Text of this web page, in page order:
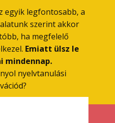
egyik legfontosabb, a
szerint akkor
ha megfelelő
Emiatt ülsz le
mindennap.
nyelvtanulási